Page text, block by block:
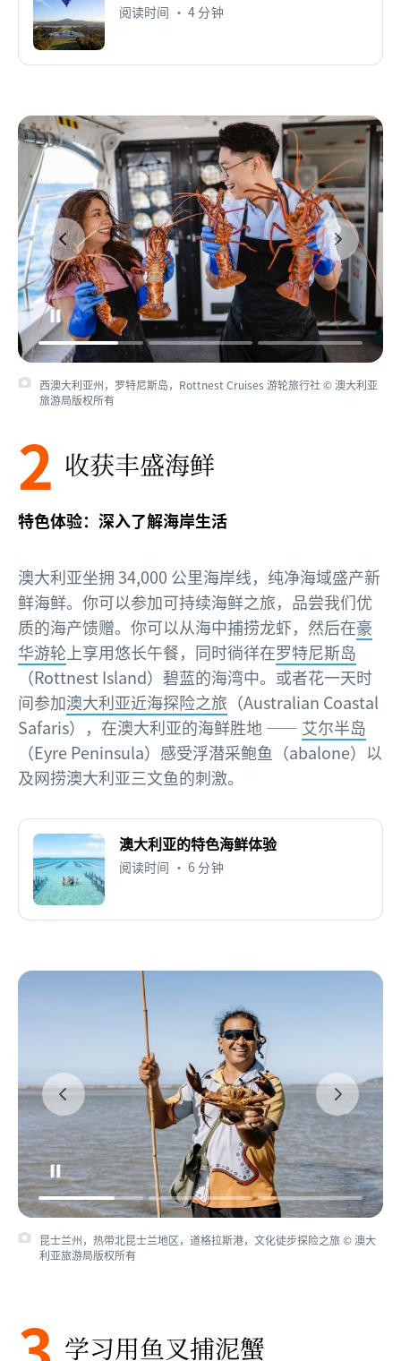
阅读时间 • 4 分钟
西澳大利亚州，罗特尼斯岛，Rottnest Cruises 游轮旅行社 © 澳大利亚
旅游局版权所有
2 收获丰盛海鲜
特色体验：深入了解海岸生活
澳大利亚坐拥 34,000 公里海岸线，纯净海域盛产新
鲜海鲜。你可以参加可持续海鲜之旅，品尝我们优
质的海产馈赠。你可以从海中捕捞龙虾，然后在豪
华游轮 上享用悠长午餐，同时徜徉在罗特尼斯岛
（Rottnest Island）碧蓝的海湾中。或者花一天时
间参加澳大利亚近海探险之旅 （Australian Coastal
Safaris），在澳大利亚的海鲜胜地 —— 艾尔半岛
（Eyre Peninsula）感受浮潜采鲍鱼（abalone）以
及网捞澳大利亚三文鱼的刺激。
澳大利亚的特色海鲜体验
阅读时间 • 6 分钟
昆士兰州，热带北昆士兰地区，道格拉斯港，文化徒步探险之旅 © 澳大
利亚旅游局版权所有
学习用鱼叉捕泥蟹